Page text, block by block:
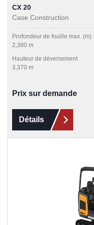
CX 20
Case Construction
Profondeur de fouille max. (m)
2,380 m
Hauteur de déversement
3,370 m
Prix sur demande
Détails